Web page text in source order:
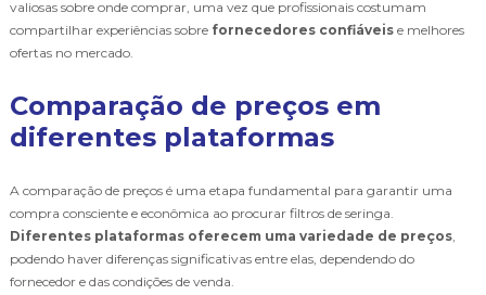
valiosas sobre onde comprar, uma vez que profissionais costumam
compartilhar experiências sobre fornecedores confiáveis e melhores
ofertas no mercado.
Comparação de preços em
diferentes plataformas
A comparação de preços é uma etapa fundamental para garantir uma
compra consciente e econômica ao procurar filtros de seringa.
Diferentes plataformas oferecem uma variedade de preços,
podendo haver diferenças significativas entre elas, dependendo do
fornecedor e das condições de venda.